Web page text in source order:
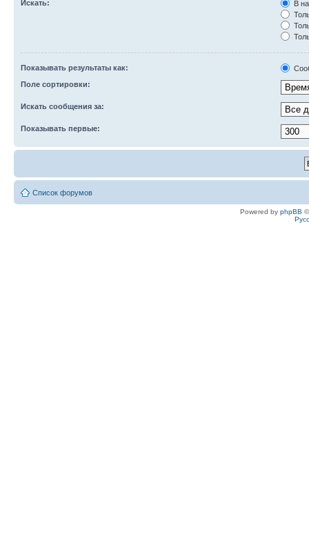
Искать:
В
Показывать результаты как:
Поле сортировки:
Искать сообщения за:
Показывать первые:
Список форумов
Powered by phpBB